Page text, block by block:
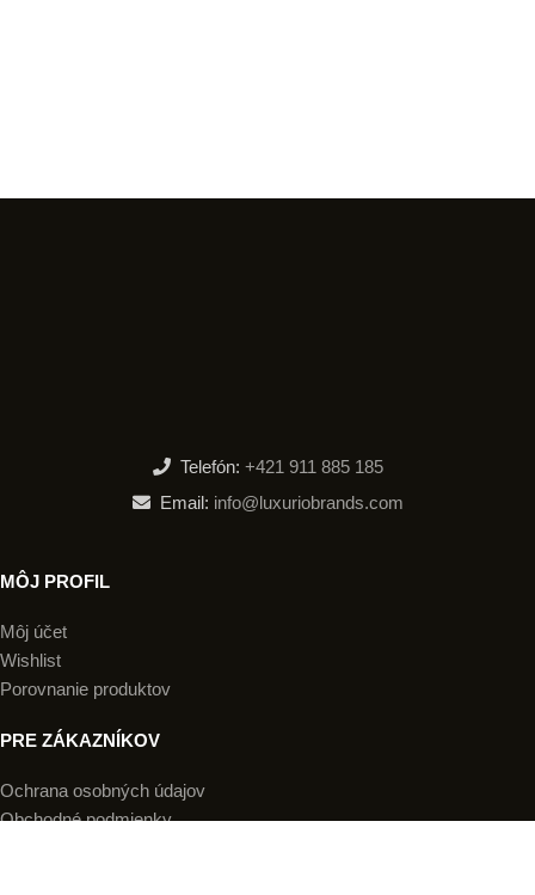
Telefón: +421 911 885 185
Email: info@luxuriobrands.com
MÔJ PROFIL
Môj účet
Wishlist
Porovnanie produktov
PRE ZÁKAZNÍKOV
Ochrana osobných údajov
Obchodné podmienky